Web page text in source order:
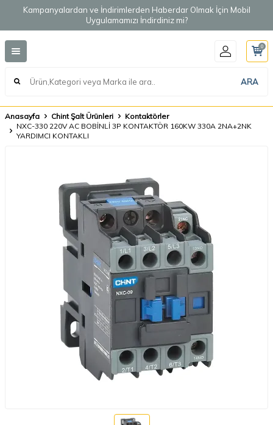
Kampanyalardan ve İndirimlerden Haberdar Olmak İçin Mobil
Uygulamamızı İndirdiniz mi?
ARA
0
Anasayfa Chint Şalt Ürünleri
Kontaktörler
NXC-330 220V AC BOBİNLİ 3P KONTAKTÖR 160KW 330A 2NA+2NK
YARDIMCI KONTAKLI